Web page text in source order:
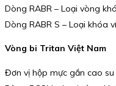
Dòng RABR – Loại vòng
Dòng RABR S – Loại khóa
Vòng bi Tritan Việt Nam
Đơn vị hộp mực gắn cao su